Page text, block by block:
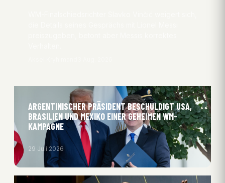
ARGENTINISCHER PRÄSIDENT BESCHULDIGT USA,
BRASILIEN UND MEXIKO EINER GEHEIMEN WM-
KAMPAGNE
29 Juli 2026